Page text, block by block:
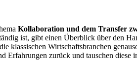
Kollaboration und dem Transfer
ist, gibt einen Überblick über den
klassischen Wirtschaftsbranchen
Erfahrungen zurück und tauschen diese